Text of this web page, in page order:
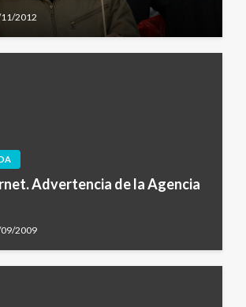
2012
Advertencia de la Agencia
2009